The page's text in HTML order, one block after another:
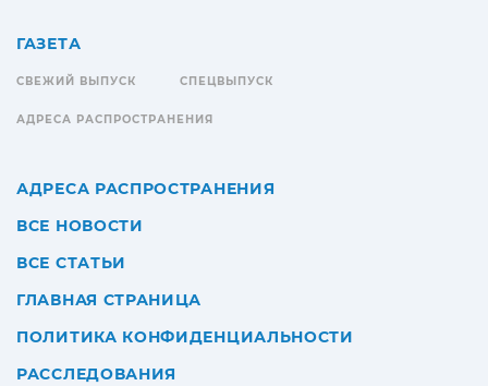
ГАЗЕТА
СВЕЖИЙ ВЫПУСК СПЕЦВЫПУСК
АДРЕСА РАСПРОСТРАНЕНИЯ
АДРЕСА РАСПРОСТРАНЕНИЯ
ВСЕ НОВОСТИ
ВСЕ СТАТЬИ
ГЛАВНАЯ СТРАНИЦА
ПОЛИТИКА КОНФИДЕНЦИАЛЬНОСТИ
РАССЛЕДОВАНИЯ